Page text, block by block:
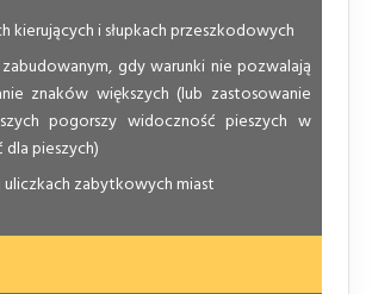
kierujących i słupkach przeszkodowych
gdy warunki nie pozwalają
znaków większych (lub zastosowanie
pogorszy widoczność pieszych w
pieszych)
uliczkach zabytkowych miast